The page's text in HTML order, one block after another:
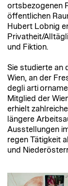
ortsbezogenen
öffentlichen
Hubert Lobnig
Privatheit/
und Fiktion.
Sie studierte an
Wien, an der
degli arti
Mitglied der
erhielt
längere
Ausstellungen
regen Tätigkeit
und